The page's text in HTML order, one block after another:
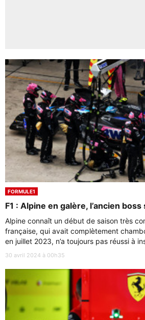
FORMULE1
F1 : Alpine en galère, l’ancien
Alpine connaît un début de saison très
française, qui avait complètement
en juillet 2023, n’a toujours pas réussi à
30 avril 2024 à 00h35